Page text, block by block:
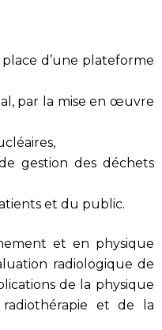
d’une plateforme
par la mise en œuvre
gestion des déchets
et du public.
et en physique
radiologique de
de la physique
et de la